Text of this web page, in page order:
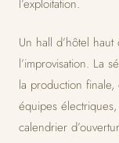
l’exploitation.
Un hall d’hôtel
l’improvisation. La
la production
équipes
calendrier